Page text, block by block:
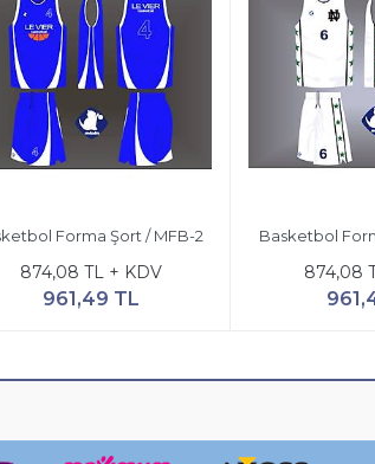
Forma Şort / MFB-2
874,08 TL + KDV
961,49 TL
Basketbol
874,08